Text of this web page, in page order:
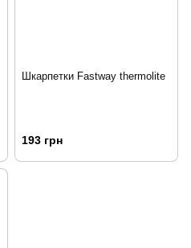
Шкарпетки Fastway thermolite
193 грн